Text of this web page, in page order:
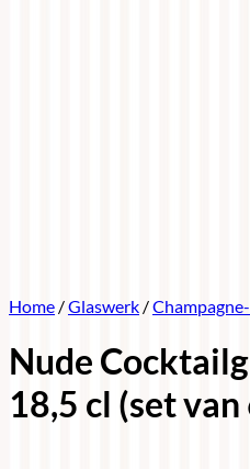
Home /Glaswerk /
Nude
18,5 cl (set van